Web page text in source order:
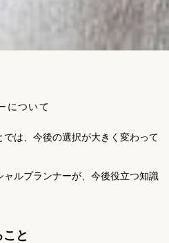
について
は、今後の選択が大きく変わって
ルプランナーが、今後役立つ知識
と